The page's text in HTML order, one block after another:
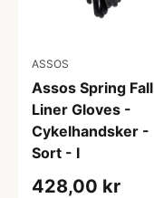
ASSOS
Assos Spring Fall
Liner Gloves -
Cykelhandsker -
Sort - I
428,00 kr